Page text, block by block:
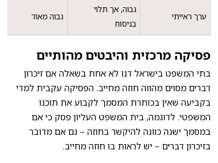
ערך ראייתי
גבוה, אך תלוי
בניסוח
גבוה מאוד
פסיקה מרכזית והיבטים מהותיים
בתי המשפט בישראל דנו לא אחת בשאלה אם זיכרון
דברים מסוים מהווה חוזה מחייב. הפסיקה עקבית למדי
בקביעה שאין בכותרת המסמך לקבוע את תוכנו
המשפטי. לדוגמה, בית המשפט העליון פסק כי אם
במסמך ישנה כוונה להיקשר בחוזה – גם אם מדובר
בזיכרון דברים – יש לראות בו חוזה מחייב.